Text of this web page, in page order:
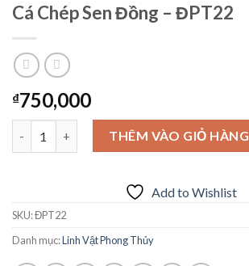
Cá Chép Sen Đồng – ĐPT22
₫750,000
THÊM VÀO GIỎ HÀNG
Add to Wishlist
SKU:ĐPT22
Danh mục:Linh Vật Phong Thủy